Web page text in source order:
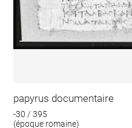
papyrus documentaire
-30 / 395
(époque romaine)